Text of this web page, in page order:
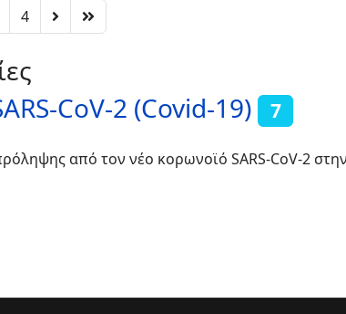
4
CoV-2 (Covid-19)
7
από τον νέο κορωνοϊό SARS-CoV-2